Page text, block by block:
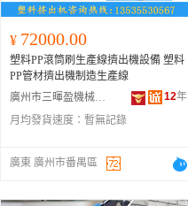
¥ 72000.00
塑料PP滾筒刷生產線擠出機設備 塑料
PP管材擠出機制造生產線
廣州市三暉盈機械設備有限公司
12年
月均發貨速度： 暫無記錄
廣東 廣州市番禺區